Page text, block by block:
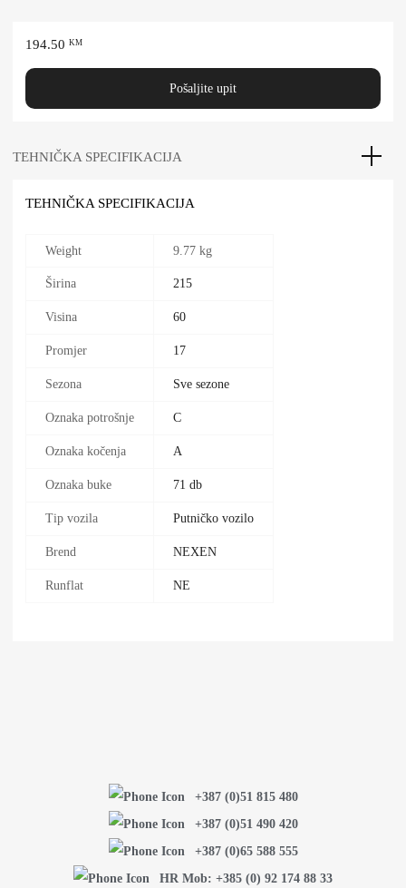
194.50 KM
Pošaljite upit
TEHNIČKA SPECIFIKACIJA
TEHNIČKA SPECIFIKACIJA
Weight 9.77 kg
Širina 215
Visina 60
Promjer 17
Sezona Sve sezone
Oznaka potrošnje C
Oznaka kočenja A
Oznaka buke 71 db
Tip vozila Putničko vozilo
Brend NEXEN
Runflat NE
+387 (0)51 815 480
+387 (0)51 490 420
+387 (0)65 588 555
HR Mob: +385 (0) 92 174 88 33